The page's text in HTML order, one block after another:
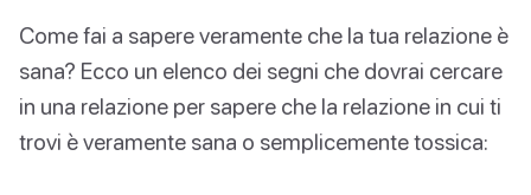
Come fai a sapere veramente che la tua relazione è
sana? Ecco un elenco dei segni che dovrai cercare
in una relazione per sapere che la relazione in cui ti
trovi è veramente sana o semplicemente tossica: